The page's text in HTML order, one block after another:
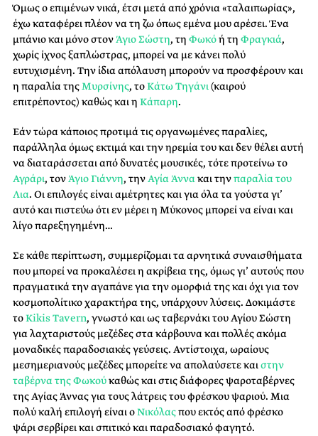
Όμως ο επιμένων νικά, έτσι μετά από χρόνια «ταλαιπωρίας»,
έχω καταφέρει πλέον να τη ζω όπως εμένα μου αρέσει. Ένα
μπάνιο και μόνο στονΆγιο Σώστη, τη Φωκόή τη Φραγκιά,
χωρίς ίχνος ξαπλώστρας, μπορεί να με κάνει πολύ
ευτυχισμένη. Την ίδια απόλαυση μπορούν να προσφέρουν και
η παραλία τηςΜυρσίνης, τοΚάτω Τηγάνι(καιρού
επιτρέποντος) καθώς και η Κάπαρη.
Εάν τώρα κάποιος προτιμά τις οργανωμένες παραλίες,
παράλληλα όμως εκτιμά και την ηρεμία του και δεν θέλει αυτή
να διαταράσσεται από δυνατές μουσικές, τότε προτείνω το
Αγράρι, τονΆγιο Γιάννη, τηνΑγία Άννακαι τηνπαραλία του
Λια. Οι επιλογές είναι αμέτρητες και για όλα τα γούστα γι’
αυτό και πιστεύω ότι εν μέρει η Μύκονος μπορεί να είναι και
λίγο παρεξηγημένη…
Σε κάθε περίπτωση, συμμερίζομαι τα αρνητικά συναισθήματα
που μπορεί να προκαλέσει η ακρίβεια της, όμως γι’ αυτούς που
πραγματικά την αγαπάνε για την ομορφιά της και όχι για τον
κοσμοπολίτικο χαρακτήρα της, υπάρχουν λύσεις. Δοκιμάστε
τοKikis Tavern, γνωστό και ως ταβερνάκι του Αγίου Σώστη
για λαχταριστούς μεζέδες στα κάρβουνα και πολλές ακόμα
μοναδικές παραδοσιακές γεύσεις. Αντίστοιχα, ωραίους
μεσημεριανούς μεζέδες μπορείτε να απολαύσετε καιστην
ταβέρνα της Φωκούκαθώς και στις διάφορες ψαροταβέρνες
της Αγίας Άννας για τους λάτρεις του φρέσκου ψαριού. Μια
πολύ καλή επιλογή είναι οΝικόλαςπου εκτός από φρέσκο
ψάρι σερβίρει και σπιτικό και παραδοσιακό φαγητό.